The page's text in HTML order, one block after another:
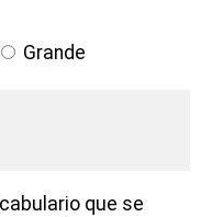
Grande
que se